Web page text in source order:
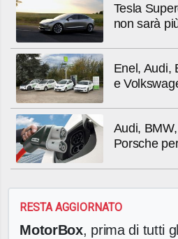
Tesla
non sarà
Enel, Audi,
e
Audi,
Porsche
RESTA AGGIORNATO
MotorBox, prima di tutti